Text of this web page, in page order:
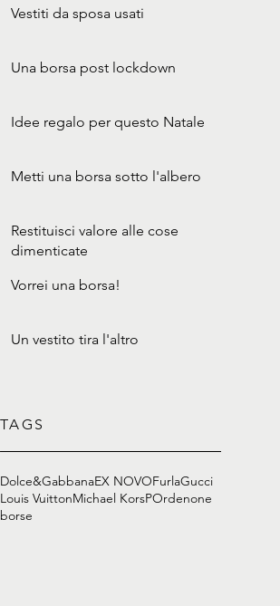
Vestiti da sposa usati
Una borsa post lockdown
Idee regalo per questo Natale
Metti una borsa sotto l'albero
Restituisci valore alle cose
dimenticate
Vorrei una borsa!
Un vestito tira l'altro
TAGS
Dolce&GabbanaEX NOVOFurlaGucci
Louis VuittonMichael KorsPOrdenone
borse